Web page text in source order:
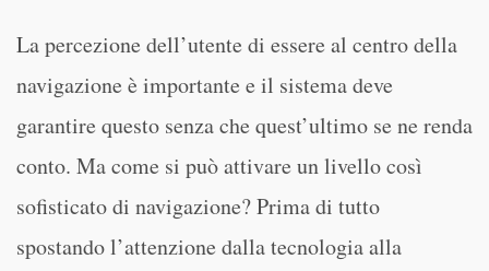
La percezione dell’utente di essere al centro della
navigazione è importante e il sistema deve
garantire questo senza che quest’ultimo se ne renda
conto. Ma come si può attivare un livello così
sofisticato di navigazione? Prima di tutto
spostando l’attenzione dalla tecnologia alla